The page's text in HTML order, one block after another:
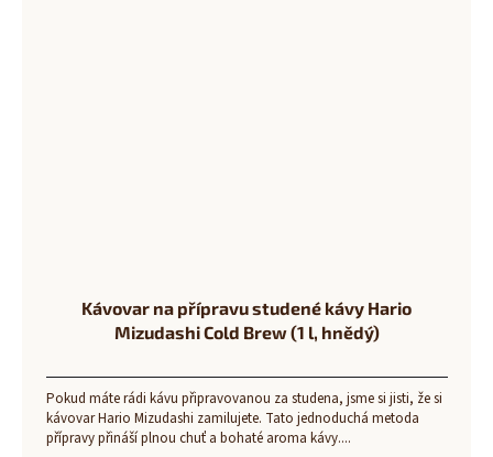
Kávovar na přípravu studené kávy Hario
Mizudashi Cold Brew (1 l, hnědý)
Pokud máte rádi kávu připravovanou za studena, jsme si jisti, že si
kávovar Hario Mizudashi zamilujete. Tato jednoduchá metoda
přípravy přináší plnou chuť a bohaté aroma kávy....